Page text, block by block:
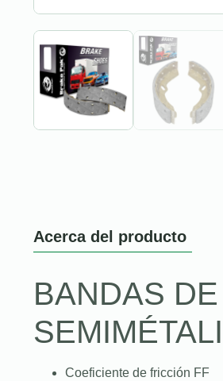
Acerca del producto
BANDAS
Coeficiente de fricción FF